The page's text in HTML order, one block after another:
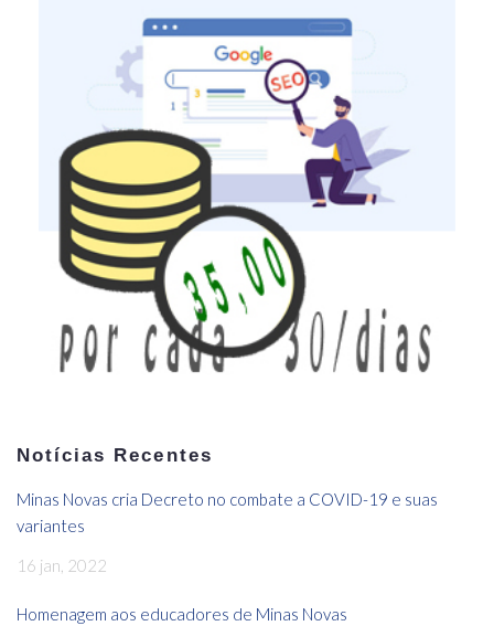
Notícias Recentes
Minas Novas cria Decreto no combate a COVID-19 e suas
variantes
16 jan, 2022
Homenagem aos educadores de Minas Novas